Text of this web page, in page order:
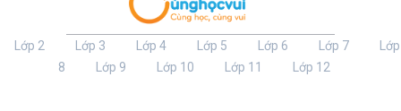
Lớp 2 Lớp 3 Lớp 4 Lớp 5 Lớp 6 Lớp 7
Lớp
8
Lớp 9 Lớp 10 Lớp 11 Lớp 12